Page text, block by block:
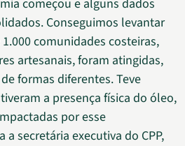
começou e alguns dados
Conseguimos levantar
comunidades costeiras,
artesanais, foram atingidas,
formas diferentes. Teve
a presença física do óleo,
por esse
a secretária executiva do CPP,